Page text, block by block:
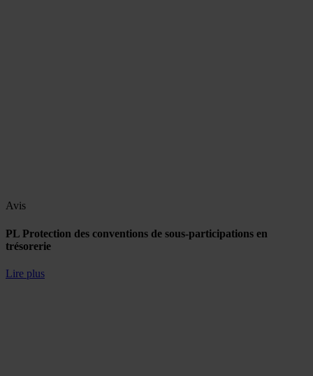
Avis
PL Protection des conventions de sous-participations en
trésorerie
Lire plus